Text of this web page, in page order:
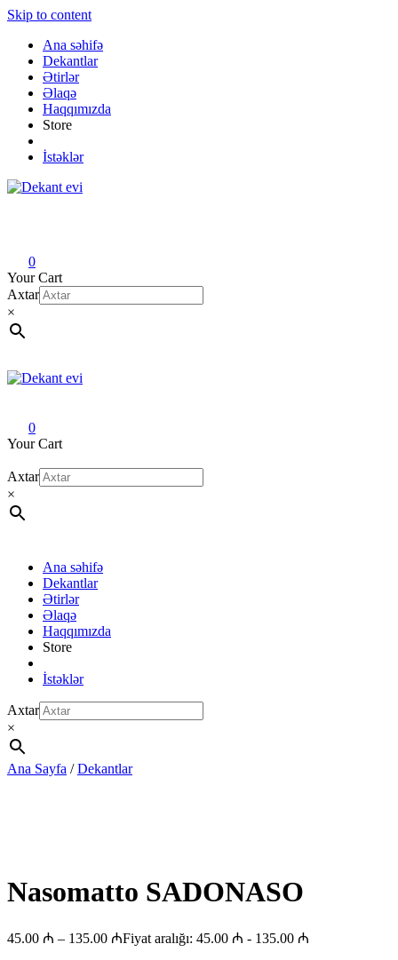
Skip to content
Ana səhifə
Dekantlar
Ətirlər
Əlaqə
Haqqımızda
Store
İstəklər
0
Your Cart
Axtar
×
0
Your Cart
Axtar
×
Ana səhifə
Dekantlar
Ətirlər
Əlaqə
Haqqımızda
Store
İstəklər
Axtar
×
Ana Sayfa /Dekantlar
Nasomatto SADONASO
45.00 ₼ – 135.00 ₼Fiyat aralığı: 45.00 ₼ - 135.00 ₼